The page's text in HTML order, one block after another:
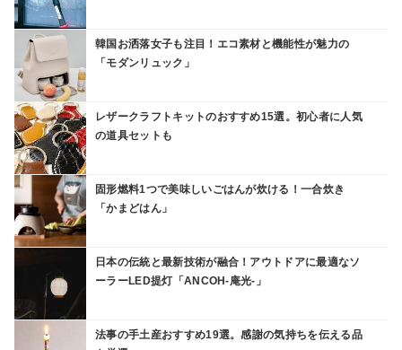
韓国お洒落女子も注目！エコ素材と機能性が魅力の
「モダンリュック」
レザークラフトキットのおすすめ15選。初心者に人気
の道具セットも
固形燃料1つで美味しいごはんが炊ける！一合炊き
「かまどはん」
日本の伝統と最新技術が融合！アウトドアに最適なソ
ーラーLED提灯「ANCOH-庵光-」
法事の手土産おすすめ19選。感謝の気持ちを伝える品